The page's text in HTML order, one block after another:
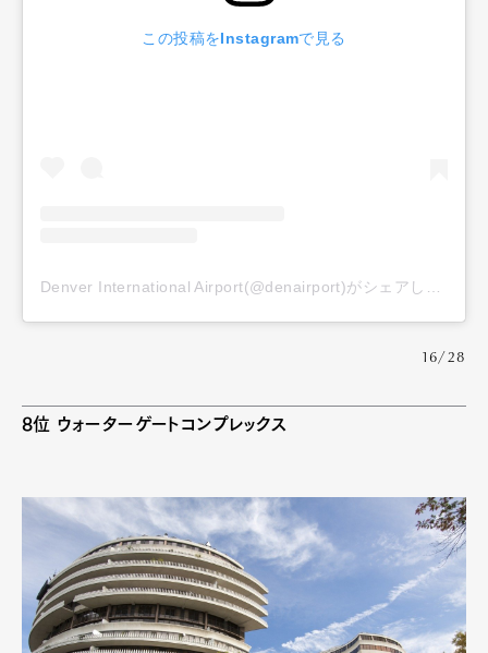
この投稿をInstagramで見る
16/28
8位 ウォーターゲートコンプレックス